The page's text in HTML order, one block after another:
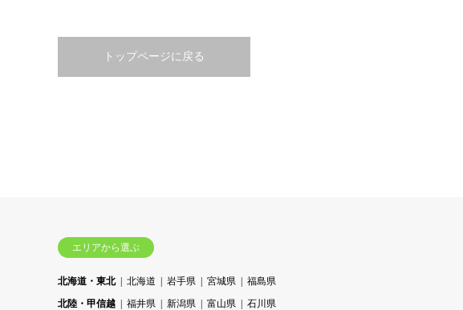
トップページに戻る
エリアから選ぶ
北海道・東北 北海道 岩手県 宮城県
福島県
北陸・甲信越
福井県 新潟県 富山県
石川県